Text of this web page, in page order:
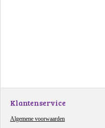
Klantenservice
Algemene voorwaarden